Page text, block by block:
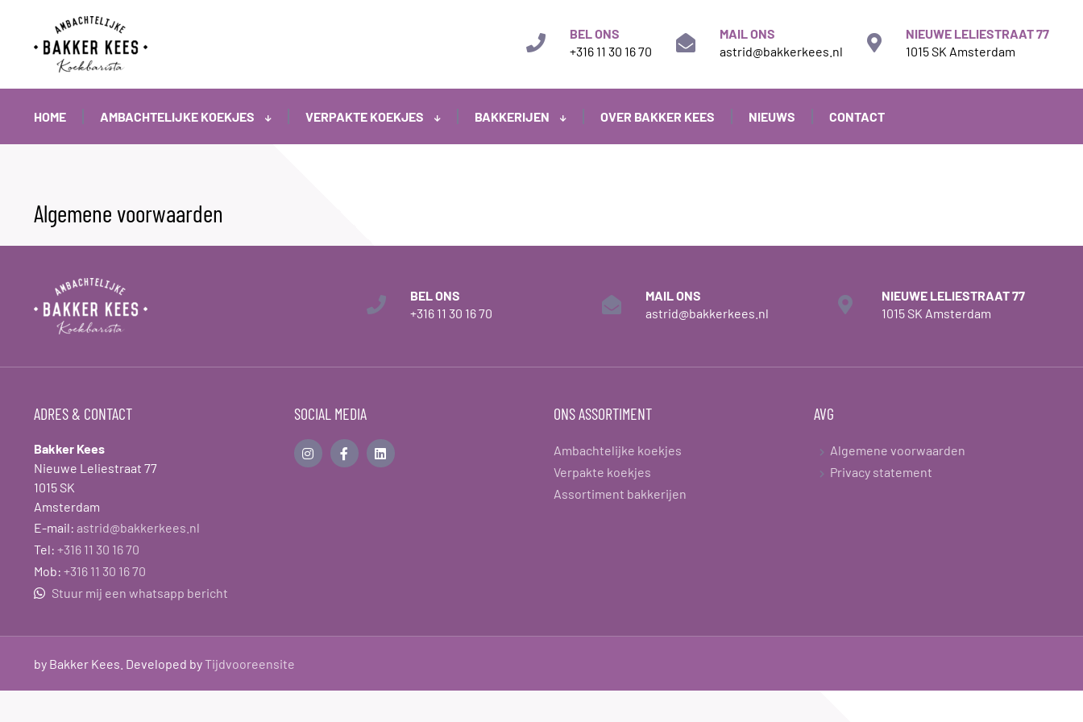
BEL ONS
+316 11 30 16 70
MAIL ONS
astrid@bakkerkees.nl
NIEUWE LELIESTRAAT 77
1015 SK Amsterdam
HOME AMBACHTELIJKE KOEKJES VERPAKTE KOEKJES BAKKERIJEN OVER BAKKER KEES NIEUWS CONTACT
Algemene voorwaarden
BEL ONS
+316 11 30 16 70
MAIL ONS
astrid@bakkerkees.nl
NIEUWE LELIESTRAAT 77
1015 SK Amsterdam
ADRES & CONTACT
Bakker Kees
Nieuwe Leliestraat 77
1015 SK
Amsterdam
E-mail: astrid@bakkerkees.nl
Tel: +316 11 30 16 70
Mob: +316 11 30 16 70
Stuur mij een whatsapp bericht
SOCIAL MEDIA ONS ASSORTIMENT
Ambachtelijke koekjes
Verpakte koekjes
Assortiment bakkerijen
AVG
Algemene voorwaarden
Privacy statement
by Bakker Kees. Developed byTijdvooreensite